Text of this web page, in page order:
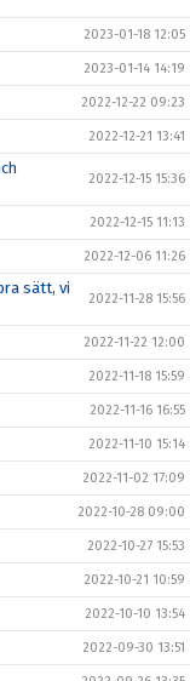
2023-01-18 12:05
2023-01-14 14:19
2022-12-22 09:23
2022-12-21 13:41
2022-12-15 15:36
2022-12-15 11:13
2022-12-06 11:26
sätt, vi
2022-11-28 15:56
2022-11-22 12:00
2022-11-18 15:59
2022-11-16 16:55
2022-11-10 15:14
2022-11-02 17:09
2022-10-28 09:00
2022-10-27 15:53
2022-10-21 10:59
2022-10-10 13:54
2022-09-30 13:51